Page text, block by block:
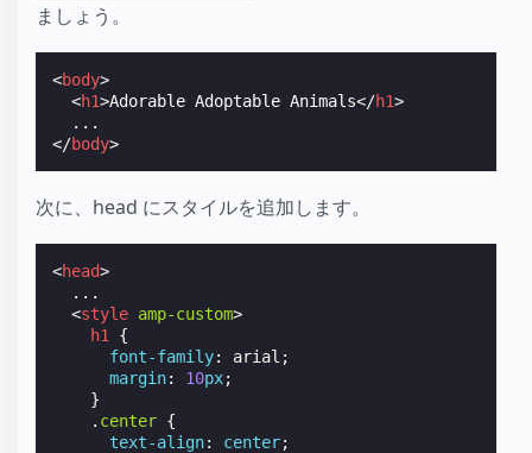
ましょう。
<body>
<h1>Adorable Adoptable Animals</h1>
</body>
次に、head にスタイルを追加します。
<head>
  ...
<style amp-custom>
h1
{
font-family: arial ;
margin: 10px;
}
. center {
text-align: center;